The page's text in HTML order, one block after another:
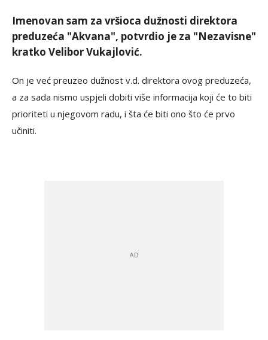
Imenovan sam za vršioca dužnosti direktora
preduzeća "Akvana", potvrdio je za "Nezavisne"
kratko Velibor Vukajlović.
On je već preuzeo dužnost v.d. direktora ovog preduzeća,
a za sada nismo uspjeli dobiti više informacija koji će to biti
prioriteti u njegovom radu, i šta će biti ono što će prvo
učiniti.